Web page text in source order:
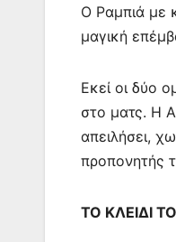
Ο Ραμπιά με
μαγική
Εκεί οι δύο
στο ματς. Η
απειλήσει,
προπονητής
ΤΟ ΚΛΕΙΔΙ